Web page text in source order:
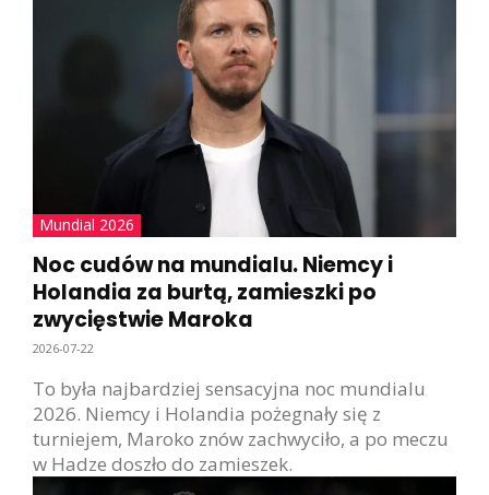
Mundial 2026
Noc cudów na mundialu. Niemcy i
Holandia za burtą, zamieszki po
zwycięstwie Maroka
2026-07-22
To była najbardziej sensacyjna noc mundialu
2026. Niemcy i Holandia pożegnały się z
turniejem, Maroko znów zachwyciło, a po meczu
w Hadze doszło do zamieszek.